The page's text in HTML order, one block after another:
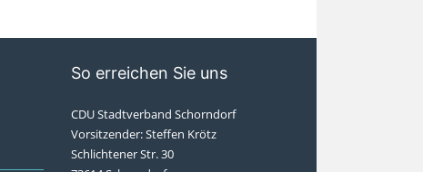
So erreichen Sie uns
CDU Stadtverband Schorndorf
Vorsitzender: Steffen Krötz
Schlichtener Str. 30